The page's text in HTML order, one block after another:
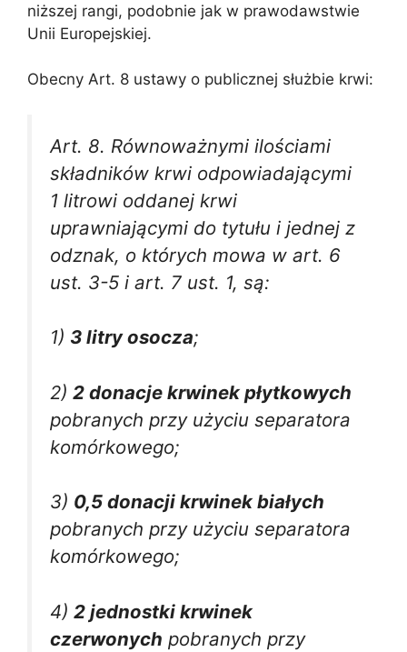
niższej rangi, podobnie jak w prawodawstwie
Unii Europejskiej.
Obecny Art. 8 ustawy o publicznej służbie krwi:
Art. 8. Równoważnymi ilościami
składników krwi odpowiadającymi
1 litrowi oddanej krwi
uprawniającymi do tytułu i jednej z
odznak, o których mowa w art. 6
ust. 3-5 i art. 7 ust. 1, są:
1) 3 litry osocza;
2) 2 donacje krwinek płytkowych
pobranych przy użyciu separatora
komórkowego;
3) 0,5 donacji krwinek białych
pobranych przy użyciu separatora
komórkowego;
4) 2 jednostki krwinek
czerwonych pobranych przy